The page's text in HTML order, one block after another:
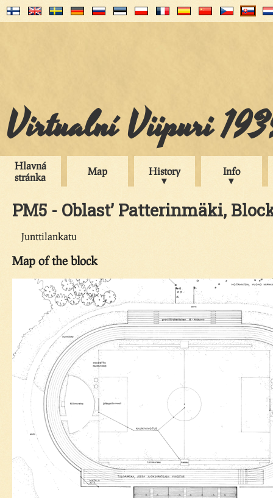
Virtualní Viipuri
Hlavná
stránka
Map History Info
PM5 - Oblast’ Patterinmäki,
Junttilankatu
Map of the block